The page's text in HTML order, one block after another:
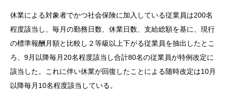
休業による対象者でかつ社会保険に加入している従業員は200名
程度該当し、毎月の勤務日数、休業日数、支給総額を基に、現行
の標準報酬月額と比較し２等級以上下がる従業員を抽出したとこ
ろ、9月以降毎月20名程度該当し合計80名の従業員が特例改定に
該当した。これに伴い休業が回復したことによる随時改定は10月
以降毎月10名程度該当している。